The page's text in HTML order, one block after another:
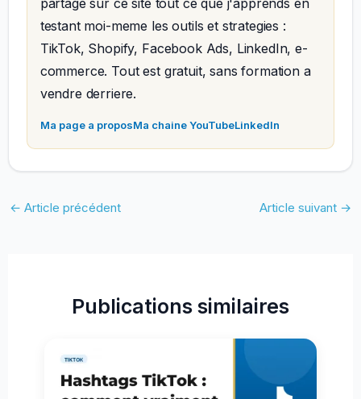
partage sur ce site tout ce que j'apprends en
testant moi-meme les outils et strategies :
TikTok, Shopify, Facebook Ads, LinkedIn, e-
commerce. Tout est gratuit, sans formation a
vendre derriere.
Ma page a proposMa chaine YouTubeLinkedIn
← Article précédent Article suivant →
Publications similaires